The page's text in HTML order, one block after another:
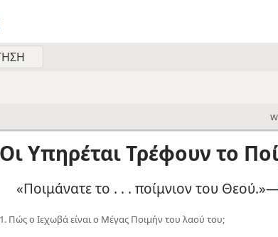
Οι Υπηρέται Τρέφουν το
«Ποιμάνατε το . . . ποίμνιον του
1. Πώς ο Ιεχωβά είναι ο Μέγας Ποιμήν του λαού του;